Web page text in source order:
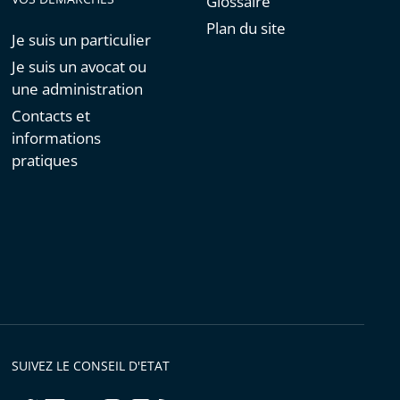
Je suis un particulier
Je suis un avocat ou
une administration
Contacts et
informations
pratiques
Plan du site
SUIVEZ LE CONSEIL D'ETAT